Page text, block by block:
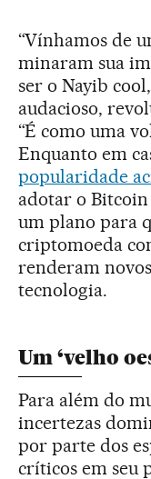
“Vínhamos de
minaram sua
ser o Nayib
audacioso,
“É como uma
Enquanto em
popularidade
adotar o
um plano para
criptomoeda
renderam
tecnologia.
Um ‘velho
Para além do
incertezas
por parte dos
críticos em seu